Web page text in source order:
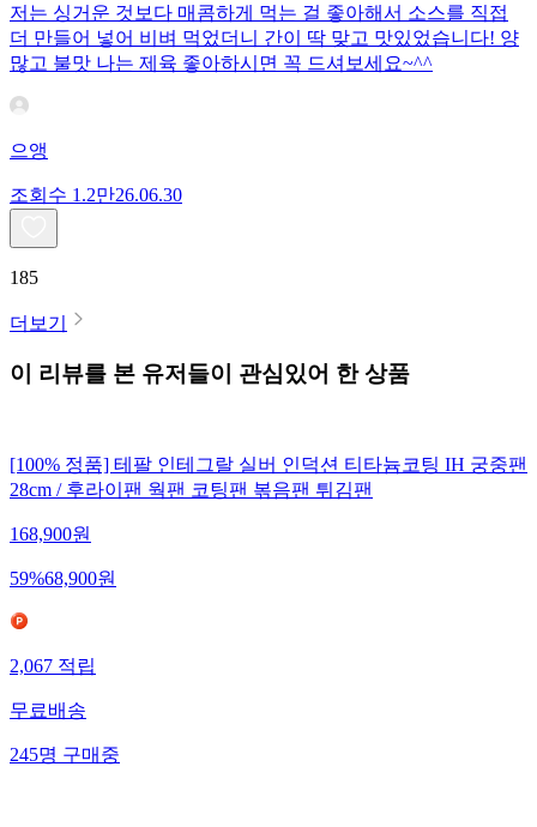
저는 싱거운 것보다 매콤하게 먹는 걸 좋아해서 소스를 직접
더 만들어 넣어 비벼 먹었더니 간이 딱 맞고 맛있었습니다! 양
많고 불맛 나는 제육 좋아하시면 꼭 드셔보세요~^^
으앵
조회수 1.2만26.06.30
185
더보기
이 리뷰를 본 유저들이 관심있어 한 상품
[100% 정품] 테팔 인테그랄 실버 인덕션 티타늄코팅 IH 궁중팬
28cm / 후라이팬 웍팬 코팅팬 볶음팬 튀김팬
168,900원
59%68,900원
2,067 적립
무료배송
245명 구매중